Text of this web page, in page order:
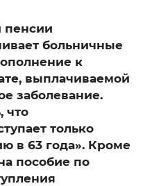
пенсии
больничные
к
выплачиваемой
заболевание.
что
только
в 63 года». Кроме
пособие по